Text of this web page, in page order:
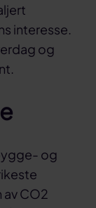
interesse.
og
og
CO2